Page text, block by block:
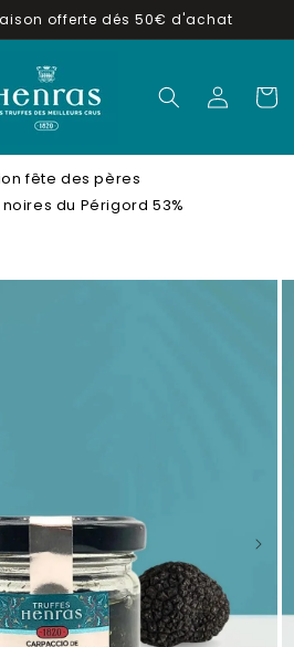
offerte dés 50€ d'achat
ConnexionPanier
fête des pères
du Périgord 53%